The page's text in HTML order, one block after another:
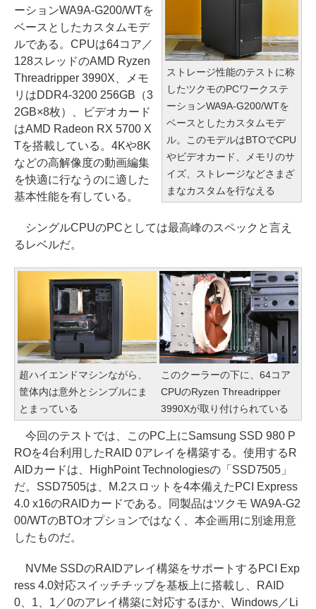
ストレージ性能のテストに称
したツクモのPCワークステ
ーションWA9A-G200/WTを
ベースとしたカスタムモデ
ル。このモデルはBTOでCPU
やビデオカード、メモリのサ
イズ、ストレージなどさまざ
まなカスタムを行なえる
ーションWA9A-G200/WTを
ベースとしたカスタムモデ
ルである。CPUは64コア／
128スレッドのAMD Ryzen
Threadripper 3990X、メモ
リはDDR4-3200 256GB（3
2GB×8枚）、ビデオカード
はAMD Radeon RX 5700 X
Tを搭載している。4Kや8K
などの高解像度の動画編集
を快適に行なうのに適した
基本性能を有している。
シングルCPUのPCとしては最高峰のスペックと言え
るレベルだ。
超ハイエンドマシンながら、
筐体内は意外とシンプルにま
とまっている
このクーラーの下に、64コア
CPUのRyzen Threadripper
3990Xが取り付けられている
今回のテストでは、このPC上にSamsung SSD 980 P
ROを4台利用したRAID 0アレイを構築する。使用するR
AIDカードは、HighPoint Technologiesの「SSD7505」
だ。SSD7505は、M.2スロットを4本備えたPCI Express
4.0 x16のRAIDカードである。同製品はツクモ WA9A-G2
00/WTのBTOオプションではなく、本企画用に別途用意
したものだ。
NVMe SSDのRAIDアレイ構築をサポートするPCI Exp
ress 4.0対応スイッチチップを基板上に搭載し、RAID
0、1、1／0のアレイ構築に対応するほか、Windows／Li